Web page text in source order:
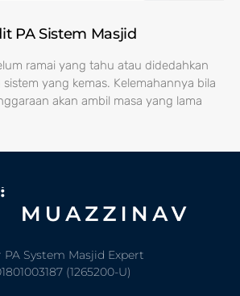
PA Sistem Masjid
ramai yang tahu atau didedahkan
yang kemas. Kelemahannya bila
akan ambil masa yang lama
PA System Masjid Expert
(1265200-U)